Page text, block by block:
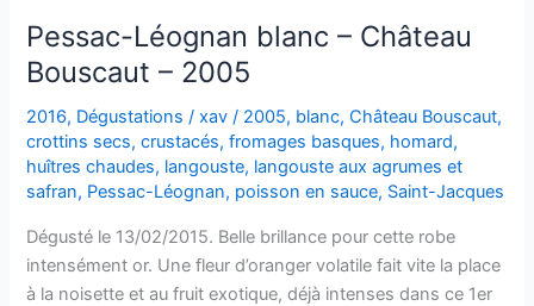
Pessac-Léognan blanc – Château
Bouscaut – 2005
2016, Dégustations /xav/ 2005, blanc,Château Bouscaut,
crottins secs,crustacés,fromages basques, homard,
huîtres chaudes, langouste, langouste aux agrumes et
safran, Pessac-Léognan, poisson en sauce, Saint-Jacques
Dégusté le 13/02/2015. Belle brillance pour cette robe
intensément or. Une fleur d’oranger volatile fait vite la place
à la noisette et au fruit exotique, déjà intenses dans ce 1er